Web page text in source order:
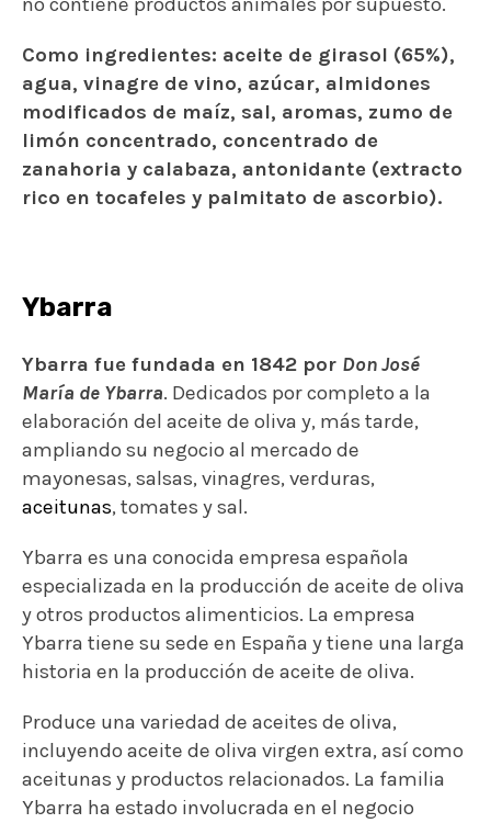
Como ingredientes: aceite de girasol (65%),
agua, vinagre de vino, azúcar, almidones
modificados de maíz, sal, aromas, zumo de
limón concentrado, concentrado de
zanahoria y calabaza, antonidante (extracto
rico en tocafeles y palmitato de ascorbio).
Ybarra
Ybarra fue fundada en 1842 por Don José
María de Ybarra. Dedicados por completo a la
elaboración del aceite de oliva y, más tarde,
ampliando su negocio al mercado de
mayonesas, salsas, vinagres, verduras,
aceitunas, tomates y sal.
Ybarra es una conocida empresa española
especializada en la producción de aceite de oliva
y otros productos alimenticios. La empresa
Ybarra tiene su sede en España y tiene una larga
historia en la producción de aceite de oliva.
Produce una variedad de aceites de oliva,
incluyendo aceite de oliva virgen extra, así como
aceitunas y productos relacionados. La familia
Ybarra ha estado involucrada en el negocio